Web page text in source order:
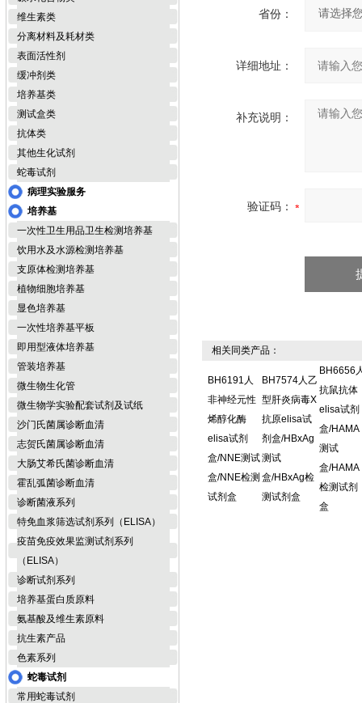
维生素类
分离材料及耗材类
表面活性剂
缓冲剂类
培养基类
测试盒类
抗体类
其他生化试剂
蛇毒试剂
病理实验服务
培养基
一次性卫生用品卫生检测培养基
饮用水及水源检测培养基
支原体检测培养基
植物细胞培养基
显色培养基
一次性培养基平板
即用型液体培养基
管装培养基
微生物生化管
微生物学实验配套试剂及试纸
沙门氏菌属诊断血清
志贺氏菌属诊断血清
大肠艾希氏菌诊断血清
霍乱弧菌诊断血清
诊断菌液系列
特免血浆筛选试剂系列（ELISA）
疫苗免疫效果监测试剂系列
（ELISA）
诊断试剂系列
培养基蛋白质原料
氨基酸及维生素原料
抗生素产品
色素系列
蛇毒试剂
常用蛇毒试剂
省份：
详细地址：
补充说明：
验证码：
相关同类产品：
BH6191人
非神经元性
烯醇化酶
elisa试剂
盒/NNE测试
盒/NNE检测
试剂盒
BH7574人乙
型肝炎病毒X
抗原elisa试
剂盒/HBxAg
测试
盒/HBxAg检
测试剂盒
BH6656
抗鼠抗体
elisa试剂
盒/HAMA
测试
盒/HAMA
检测试剂
盒